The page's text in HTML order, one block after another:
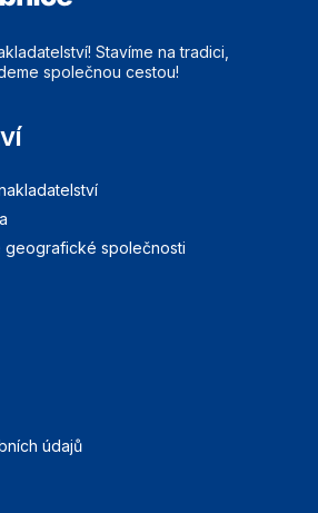
Stavíme na tradici,
společnou cestou!
geografické společnosti
údajů